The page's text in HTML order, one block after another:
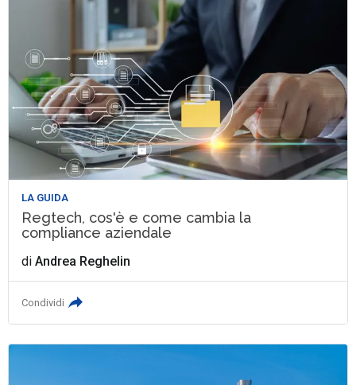
LA GUIDA
Regtech, cos'è e come cambia la
compliance aziendale
diAndrea Reghelin
Condividi